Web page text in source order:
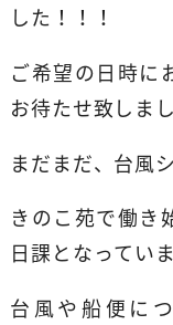
した！！！
ご希望の日時に
お待たせ致しまし
まだまだ、台風
きのこ苑で働き
日課となっていま
台風や船便に